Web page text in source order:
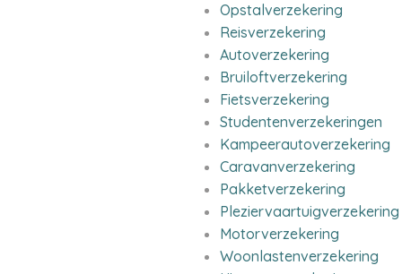
Opstalverzekering
Reisverzekering
Autoverzekering
Bruiloftverzekering
Fietsverzekering
Studentenverzekeringen
Kampeerautoverzekering
Caravanverzekering
Pakketverzekering
Pleziervaartuigverzekering
Motorverzekering
Woonlastenverzekering